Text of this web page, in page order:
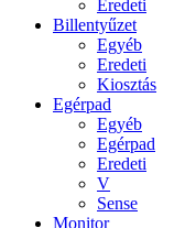
Eredeti
Billentyűzet
Egyéb
Eredeti
Kiosztás
Egérpad
Egyéb
Egérpad
Eredeti
V
Sense
Monitor